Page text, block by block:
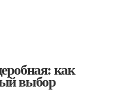
как
выбор